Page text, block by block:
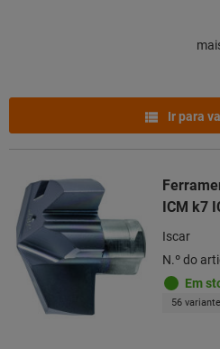
Ir para
ICM k7
Iscar
N.º do
Em
56